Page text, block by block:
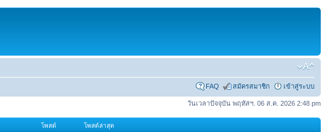
FAQ สมัครสมาชิก เข้าสู่ระบบ
วันเวลาปัจจุบัน พฤหัสฯ. 06 ส.ค. 2026 2:48 pm
โพสต์ โพสต์ล่าสุด